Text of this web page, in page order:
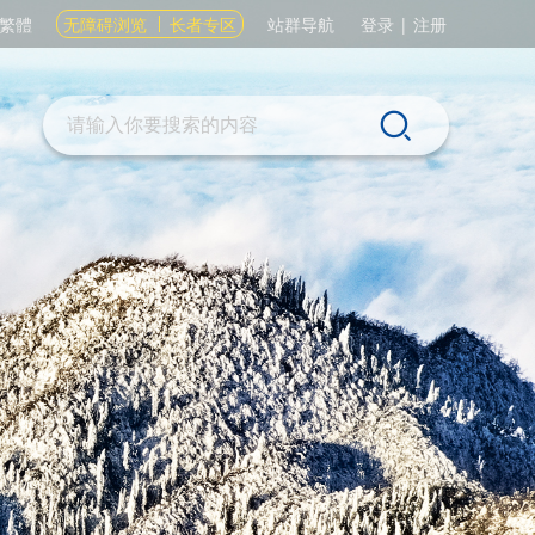
繁體 无障碍浏览 长者专区 站群导航 登录 | 注册